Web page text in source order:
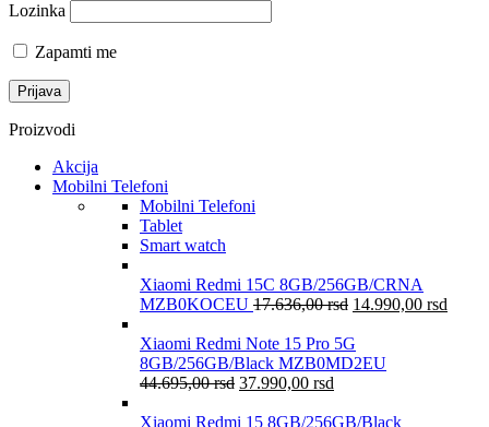
Lozinka
Zapamti me
Proizvodi
Akcija
Mobilni Telefoni
Mobilni Telefoni
Tablet
Smart watch
Xiaomi Redmi 15C 8GB/256GB/CRNA
MZB0KOCEU 17.636,00rsd 14.990,00 rsd
Xiaomi Redmi Note 15 Pro 5G
8GB/256GB/Black MZB0MD2EU
44.695,00rsd 37.990,00 rsd
Xiaomi Redmi 15 8GB/256GB/Black